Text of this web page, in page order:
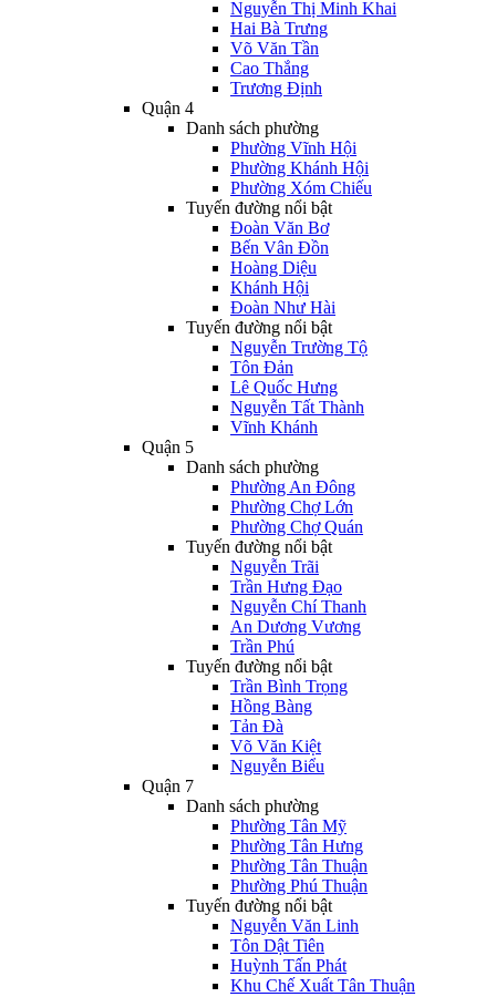
Nguyễn Thị Minh Khai
Hai Bà Trưng
Võ Văn Tần
Cao Thắng
Trương Định
Quận 4
Danh sách phường
Phường Vĩnh Hội
Phường Khánh Hội
Phường Xóm Chiếu
Tuyến đường nổi bật
Đoàn Văn Bơ
Bến Vân Đồn
Hoàng Diệu
Khánh Hội
Đoàn Như Hài
Tuyến đường nổi bật
Nguyễn Trường Tộ
Tôn Đản
Lê Quốc Hưng
Nguyễn Tất Thành
Vĩnh Khánh
Quận 5
Danh sách phường
Phường An Đông
Phường Chợ Lớn
Phường Chợ Quán
Tuyến đường nổi bật
Nguyễn Trãi
Trần Hưng Đạo
Nguyễn Chí Thanh
An Dương Vương
Trần Phú
Tuyến đường nổi bật
Trần Bình Trọng
Hồng Bàng
Tản Đà
Võ Văn Kiệt
Nguyễn Biểu
Quận 7
Danh sách phường
Phường Tân Mỹ
Phường Tân Hưng
Phường Tân Thuận
Phường Phú Thuận
Tuyến đường nổi bật
Nguyễn Văn Linh
Tôn Dật Tiên
Huỳnh Tấn Phát
Khu Chế Xuất Tân Thuận